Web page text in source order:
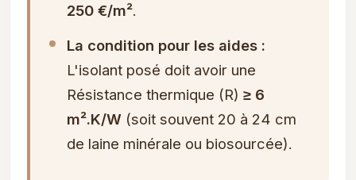
250 €/m².
La condition pour les aides :
L'isolant posé doit avoir une
Résistance thermique (R)≥ 6
m².K/W (soit souvent 20 à 24 cm
de laine minérale ou biosourcée).